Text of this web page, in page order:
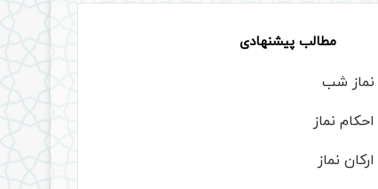
مطالب پیشنهادی
نماز شب
احکام نماز
ارکان نماز